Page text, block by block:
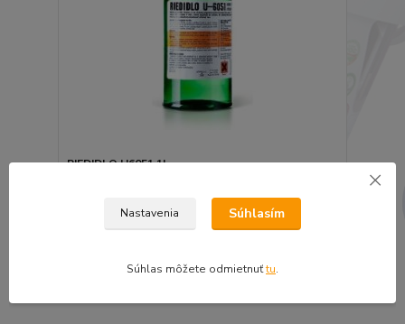
RIEDIDLO U6051 1L
Pridať do košíka
Nastavenia Súhlasím
Súhlas môžete odmietnuťtu.